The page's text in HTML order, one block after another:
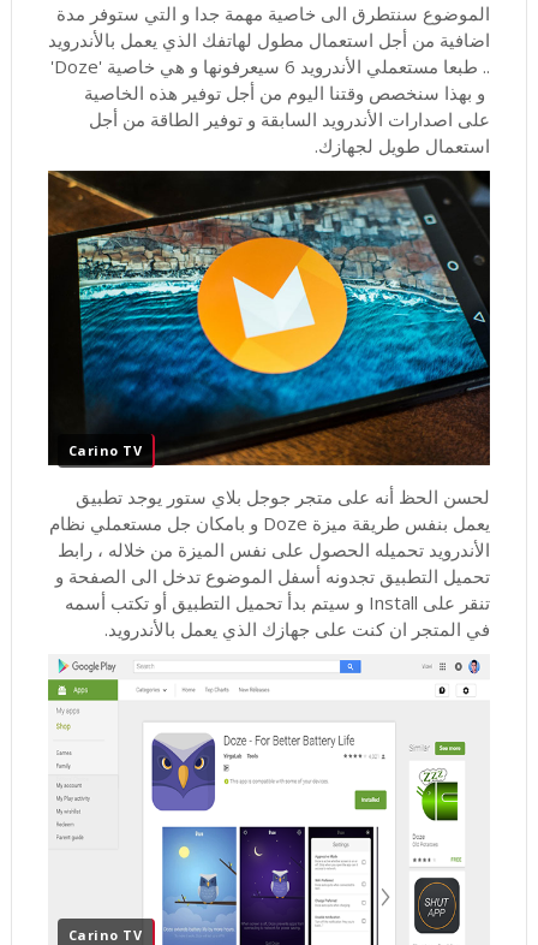
الموضوع سنتطرق الى خاصية مهمة جدا و التي ستوفر مدة
اضافية من أجل استعمال مطول لهاتفك الذي يعمل بالأندرويد
.. طبعا مستعملي الأندرويد 6 سيعرفونها و هي خاصية 'Doze'
و بهذا سنخصص وقتنا اليوم من أجل توفير هذه الخاصية
على اصدارات الأندرويد السابقة و توفير الطاقة من أجل
استعمال طويل لجهازك.
Carino TV
لحسن الحظ أنه على متجر جوجل بلاي ستور يوجد تطبيق
يعمل بنفس طريقة ميزة Doze و بامكان جل مستعملي نظام
الأندرويد تحميله الحصول على نفس الميزة من خلاله ، رابط
تحميل التطبيق تجدونه أسفل الموضوع تدخل الى الصفحة و
تنقر على Install و سيتم بدأ تحميل التطبيق أو تكتب أسمه
في المتجر ان كنت على جهازك الذي يعمل بالأندرويد.
Carino TV